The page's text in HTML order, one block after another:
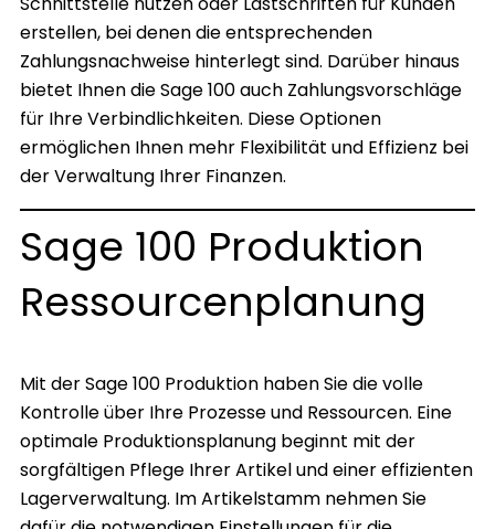
erstellen, bei denen die entsprechenden
Zahlungsnachweise hinterlegt sind. Darüber hinaus
bietet Ihnen die Sage 100 auch Zahlungsvorschläge
für Ihre Verbindlichkeiten. Diese Optionen
ermöglichen Ihnen mehr Flexibilität und Effizienz bei
der Verwaltung Ihrer Finanzen.
Sage 100 Produktion
Ressourcenplanung
Mit der Sage 100 Produktion haben Sie die volle
Kontrolle über Ihre Prozesse und Ressourcen. Eine
optimale Produktionsplanung beginnt mit der
sorgfältigen Pflege Ihrer Artikel und einer effizienten
Lagerverwaltung. Im Artikelstamm nehmen Sie